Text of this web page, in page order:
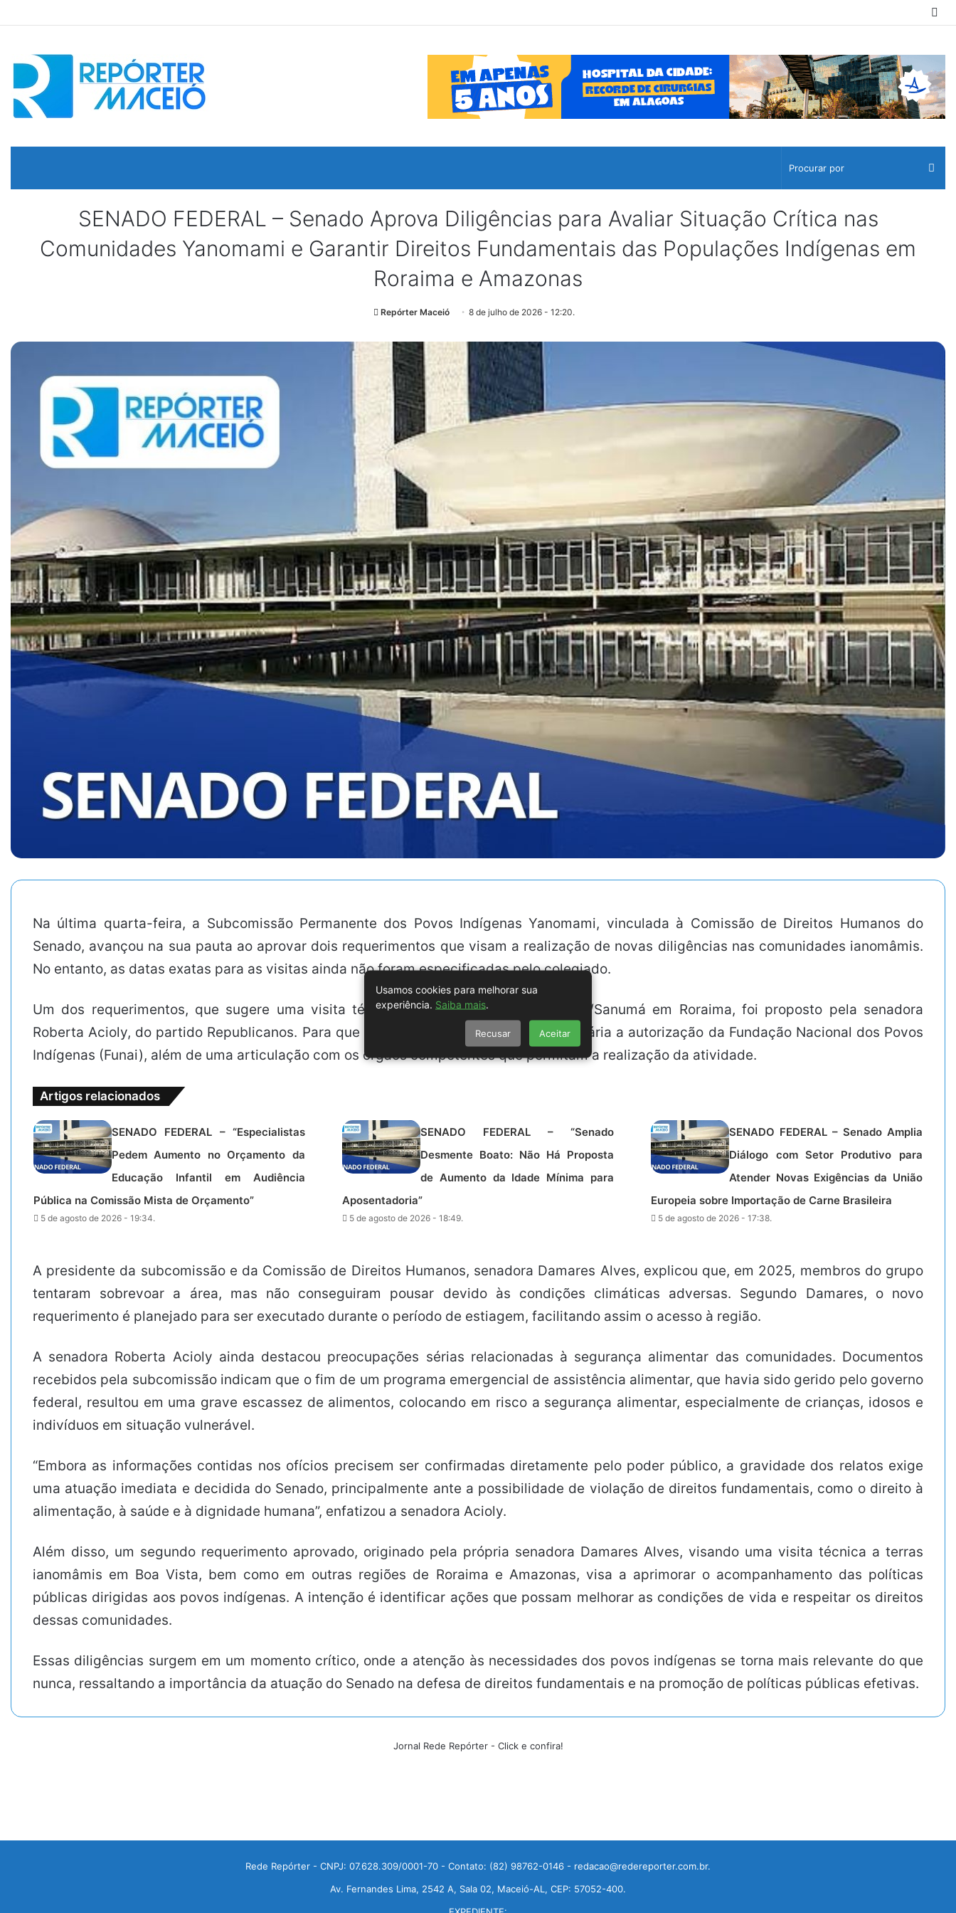
SENADO FEDERAL – Senado Aprova Diligências para Avaliar Situação Crítica nas
Comunidades Yanomami e Garantir Direitos Fundamentais das Populações Indígenas em
Roraima e Amazonas
Repórter Maceió 8 de julho de 2026 - 12:20.
Na última quarta-feira, a Subcomissão Permanente dos Povos Indígenas Yanomami, vinculada à Comissão de Direitos Humanos do
Senado, avançou na sua pauta ao aprovar dois requerimentos que visam a realização de novas diligências nas comunidades ianomâmis.
No entanto, as datas exatas para as visitas ainda não foram especificadas pelo colegiado.
Um dos requerimentos, que sugere uma visita técnica às comunidades Yanomami/Sanumá em Roraima, foi proposto pela senadora
Roberta Acioly, do partido Republicanos. Para que a visita se concretize, será necessária a autorização da Fundação Nacional dos Povos
Indígenas (Funai), além de uma articulação com os órgãos competentes que permitam a realização da atividade.
Artigos relacionados
SENADO FEDERAL – “Especialistas
Pedem Aumento no Orçamento da
Educação Infantil em Audiência
Pública na Comissão Mista de Orçamento”
5 de agosto de 2026 - 19:34.
SENADO FEDERAL – “Senado
Desmente Boato: Não Há Proposta
de Aumento da Idade Mínima para
Aposentadoria”
5 de agosto de 2026 - 18:49.
SENADO FEDERAL – Senado Amplia
Diálogo com Setor Produtivo para
Atender Novas Exigências da União
Europeia sobre Importação de Carne Brasileira
5 de agosto de 2026 - 17:38.
A presidente da subcomissão e da Comissão de Direitos Humanos, senadora Damares Alves, explicou que, em 2025, membros do grupo
tentaram sobrevoar a área, mas não conseguiram pousar devido às condições climáticas adversas. Segundo Damares, o novo
requerimento é planejado para ser executado durante o período de estiagem, facilitando assim o acesso à região.
A senadora Roberta Acioly ainda destacou preocupações sérias relacionadas à segurança alimentar das comunidades. Documentos
recebidos pela subcomissão indicam que o fim de um programa emergencial de assistência alimentar, que havia sido gerido pelo governo
federal, resultou em uma grave escassez de alimentos, colocando em risco a segurança alimentar, especialmente de crianças, idosos e
indivíduos em situação vulnerável.
“Embora as informações contidas nos ofícios precisem ser confirmadas diretamente pelo poder público, a gravidade dos relatos exige
uma atuação imediata e decidida do Senado, principalmente ante a possibilidade de violação de direitos fundamentais, como o direito à
alimentação, à saúde e à dignidade humana”, enfatizou a senadora Acioly.
Além disso, um segundo requerimento aprovado, originado pela própria senadora Damares Alves, visando uma visita técnica a terras
ianomâmis em Boa Vista, bem como em outras regiões de Roraima e Amazonas, visa a aprimorar o acompanhamento das políticas
públicas dirigidas aos povos indígenas. A intenção é identificar ações que possam melhorar as condições de vida e respeitar os direitos
dessas comunidades.
Essas diligências surgem em um momento crítico, onde a atenção às necessidades dos povos indígenas se torna mais relevante do que
nunca, ressaltando a importância da atuação do Senado na defesa de direitos fundamentais e na promoção de políticas públicas efetivas.
Jornal Rede Repórter - Click e confira!
Rede Repórter - CNPJ: 07.628.309/0001-70 - Contato: (82) 98762-0146 - redacao@redereporter.com.br.
Av. Fernandes Lima, 2542 A, Sala 02, Maceió-AL, CEP: 57052-400.
Usamos cookies para melhorar sua
experiência. Saiba mais.
Recusar Aceitar